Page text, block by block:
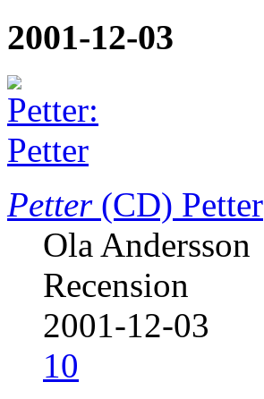
2001-12-03
Petter(CD) Petter
Ola Andersson
Recension
2001-12-03
10